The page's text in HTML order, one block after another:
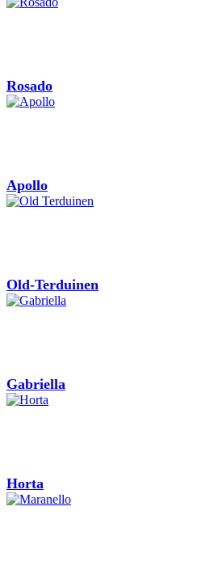
Rosado
Apollo
Old-Terduinen
Gabriella
Horta